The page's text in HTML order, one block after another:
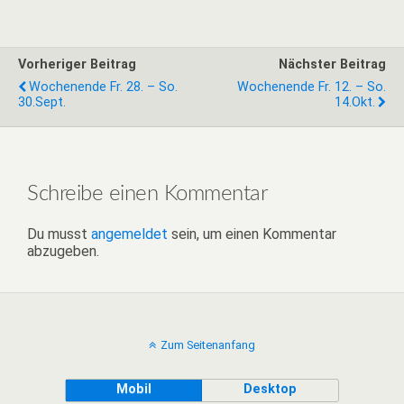
Vorheriger Beitrag
Wochenende Fr. 28. – So.
30.Sept.
Nächster Beitrag
Wochenende Fr. 12. – So.
14.Okt.
Schreibe einen Kommentar
Du musst angemeldet sein, um einen Kommentar
abzugeben.
Zum Seitenanfang
Mobil Desktop